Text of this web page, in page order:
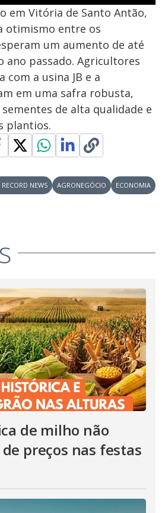
em Vitória de Santo Antão,
otimismo entre os
um aumento de até
ano passado. Agricultores
com a usina JB e a
em uma safra robusta,
de alta qualidade e
plantios.
NEWS AGRONEGÓCIO
ECONOMIA
de milho não
preços nas festas